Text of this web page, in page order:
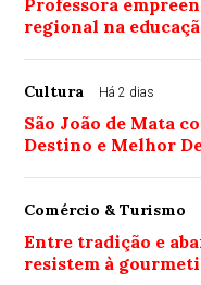
regional na
Cultura Há 2 dias
São João de Mata
Destino e Melhor
Comércio & Turismo
Entre tradição e
resistem à